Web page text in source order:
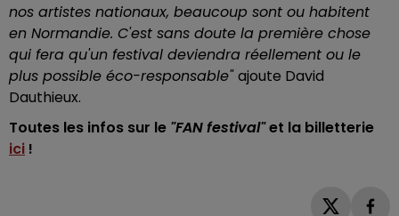
nos artistes nationaux, beaucoup sont ou habitent
en Normandie. C'est sans doute la première chose
qui fera qu'un festival deviendra réellement ou le
plus possible éco-responsable"ajoute David
Dauthieux.
Toutes les infos sur le "FAN festival"et la billetterie
ici !